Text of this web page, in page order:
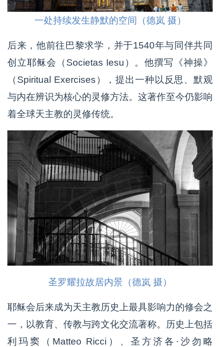
一处持续发生静默的空间（德岚 摄）
后来，他前往巴黎求学，并于1540年与同伴共同
创立耶稣会（Societas Iesu）。他撰写《神操》
（Spiritual Exercises），提出一种以反思、默观
与内在辨识为核心的灵修方法。这著作至今仍影响
着全球天主教的灵修传统。
圣罗耀拉故居内景（德岚 摄）
耶稣会后来成为天主教历史上最具影响力的修会之
一，以教育、传教与跨文化交流著称。历史上包括
利玛窦（Matteo Ricci）、圣方济各·沙勿略